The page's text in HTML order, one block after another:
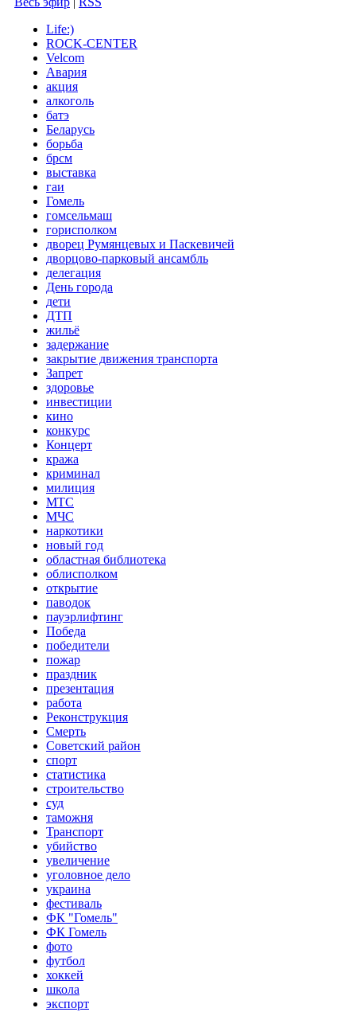
Life:)
ROCK-CENTER
Velcom
Авария
акция
алкоголь
батэ
Беларусь
борьба
брсм
выставка
гаи
Гомель
гомсельмаш
горисполком
дворец Румянцевых и Паскевичей
дворцово-парковый ансамбль
делегация
День города
дети
ДТП
жильё
задержание
закрытие движения транспорта
Запрет
здоровье
инвестиции
кино
конкурс
Концерт
кража
криминал
милиция
МТС
МЧС
наркотики
новый год
областная библиотека
облисполком
открытие
паводок
пауэрлифтинг
Победа
победители
пожар
праздник
презентация
работа
Реконструкция
Смерть
Советский район
спорт
статистика
строительство
суд
таможня
Транспорт
убийство
увеличение
уголовное дело
украина
фестиваль
ФК "Гомель"
ФК Гомель
фото
футбол
хоккей
школа
экспорт